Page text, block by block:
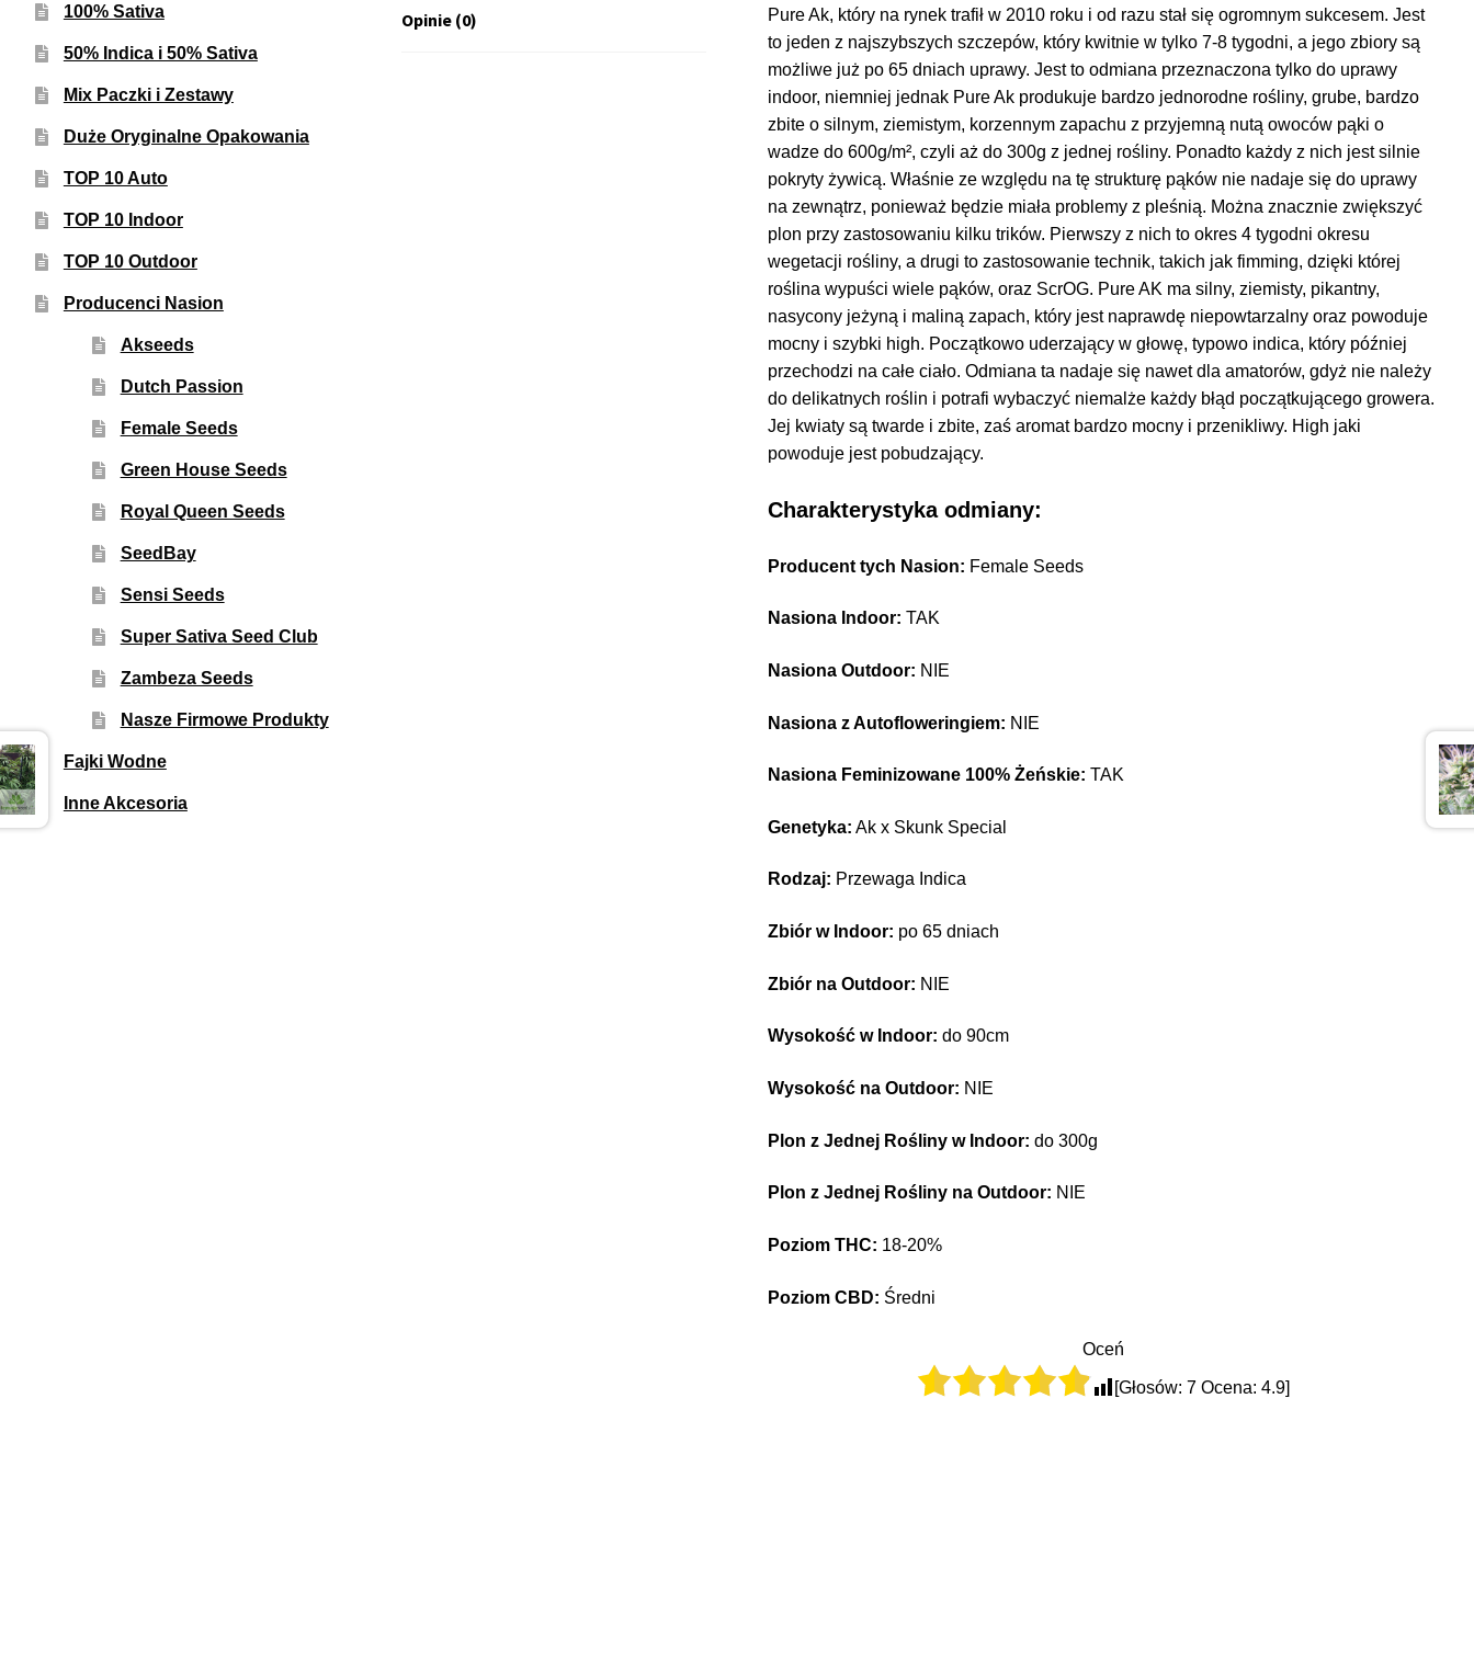
Opinie (0)
Pure Ak, który na rynek trafił w 2010 roku i od razu stał się ogromnym sukcesem. Jest
to jeden z najszybszych szczepów, który kwitnie w tylko 7-8 tygodni, a jego zbiory są
możliwe już po 65 dniach uprawy. Jest to odmiana przeznaczona tylko do uprawy
indoor, niemniej jednak Pure Ak produkuje bardzo jednorodne rośliny, grube, bardzo
zbite o silnym, ziemistym, korzennym zapachu z przyjemną nutą owoców pąki o
wadze do 600g/m², czyli aż do 300g z jednej rośliny. Ponadto każdy z nich jest silnie
pokryty żywicą. Właśnie ze względu na tę strukturę pąków nie nadaje się do uprawy
na zewnątrz, ponieważ będzie miała problemy z pleśnią. Można znacznie zwiększyć
plon przy zastosowaniu kilku trików. Pierwszy z nich to okres 4 tygodni okresu
wegetacji rośliny, a drugi to zastosowanie technik, takich jak fimming, dzięki której
roślina wypuści wiele pąków, oraz ScrOG. Pure AK ma silny, ziemisty, pikantny,
nasycony jeżyną i maliną zapach, który jest naprawdę niepowtarzalny oraz powoduje
mocny i szybki high. Początkowo uderzający w głowę, typowo indica, który później
przechodzi na całe ciało. Odmiana ta nadaje się nawet dla amatorów, gdyż nie należy
do delikatnych roślin i potrafi wybaczyć niemalże każdy błąd początkującego growera.
Jej kwiaty są twarde i zbite, zaś aromat bardzo mocny i przenikliwy. High jaki
powoduje jest pobudzający.
Charakterystyka odmiany:
Producent tych Nasion: Female Seeds
Nasiona Indoor: TAK
Nasiona Outdoor: NIE
Nasiona z Autofloweringiem: NIE
Nasiona Feminizowane 100% Żeńskie: TAK
Genetyka: Ak x Skunk Special
Rodzaj: Przewaga Indica
Zbiór w Indoor: po 65 dniach
Zbiór na Outdoor: NIE
Wysokość w Indoor: do 90cm
Wysokość na Outdoor: NIE
Plon z Jednej Rośliny w Indoor: do 300g
Plon z Jednej Rośliny na Outdoor: NIE
Poziom THC: 18-20%
Poziom CBD: Średni
Oceń
[Głosów: 7Ocena: 4.9]
100% Sativa
50% Indica i 50% Sativa
Mix Paczki i Zestawy
Duże Oryginalne Opakowania
TOP 10 Auto
TOP 10 Indoor
TOP 10 Outdoor
Producenci Nasion
Akseeds
Dutch Passion
Female Seeds
Green House Seeds
Royal Queen Seeds
SeedBay
Sensi Seeds
Super Sativa Seed Club
Zambeza Seeds
Nasze Firmowe Produkty
Fajki Wodne
Inne Akcesoria